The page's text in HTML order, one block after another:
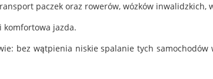
paczek oraz rowerów, wózków inwalidzkich,
komfortowa jazda.
bez wątpienia niskie spalanie tych